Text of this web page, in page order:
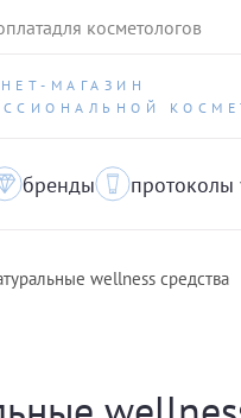
для косметологов
МАГАЗИН
бренды протоколы
wellness средства